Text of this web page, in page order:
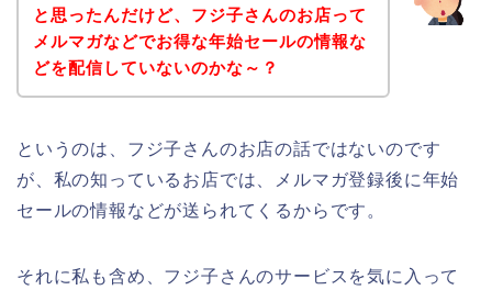
と思ったんだけど、フジ子さんのお店って
メルマガなどでお得な年始セールの情報な
どを配信していないのかな～？
というのは、フジ子さんのお店の話ではないのです
が、私の知っているお店では、メルマガ登録後に年始
セールの情報などが送られてくるからです。
それに私も含め、フジ子さんのサービスを気に入って